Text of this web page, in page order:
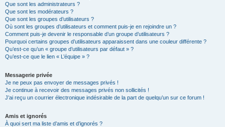
Que sont les administrateurs ?
Que sont les modérateurs ?
Que sont les groupes d’utilisateurs ?
Où sont les groupes d’utilisateurs et comment puis-je en rejoindre un ?
Comment puis-je devenir le responsable d’un groupe d’utilisateurs ?
Pourquoi certains groupes d’utilisateurs apparaissent dans une couleur différente ?
Qu’est-ce qu’un « groupe d’utilisateurs par défaut » ?
Qu’est-ce que le lien « L’équipe » ?
Messagerie privée
Je ne peux pas envoyer de messages privés !
Je continue à recevoir des messages privés non sollicités !
J’ai reçu un courrier électronique indésirable de la part de quelqu’un sur ce forum !
Amis et ignorés
À quoi sert ma liste d’amis et d’ignorés ?